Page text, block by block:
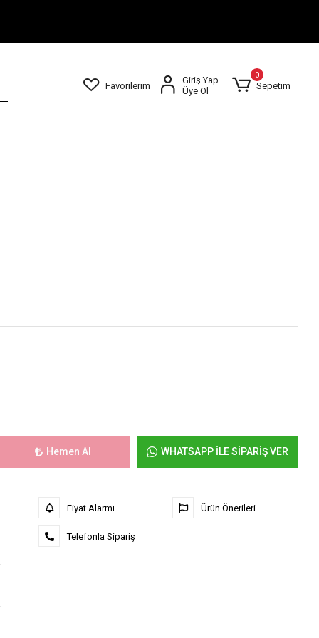
Favorilerim
Giriş Yap
Üye Ol
0
Sepetim
Hemen Al WHATSAPP İLE SİPARİŞ VER
Fiyat Alarmı
Telefonla Sipariş
Ürün Önerileri